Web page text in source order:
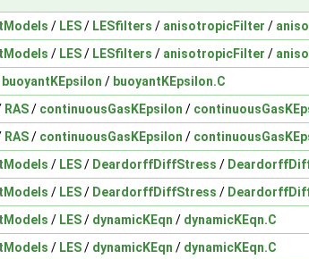
/ LES/ LESfilters / anisotropicFilter /
/ LES/ LESfilters / anisotropicFilter /
buoyantKEpsilon / buoyantKEpsilon.C
RAS/ continuousGasKEpsilon /
RAS/ continuousGasKEpsilon /
/ LES/ DeardorffDiffStress /
/ LES/ DeardorffDiffStress /
/ LES/ dynamicKEqn / dynamicKEqn.C
/ LES/ dynamicKEqn / dynamicKEqn.C